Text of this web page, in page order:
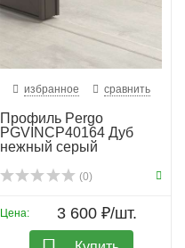
избранное сравнить
Профиль Pergo
PGVINCP40164 Дуб
нежный серый
(0)
Цена: 3 600 ₽/шт.